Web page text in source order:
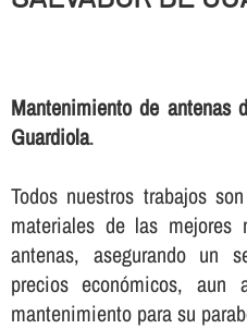
Mantenimiento de antenas
Guardiola.
Todos nuestros trabajos
materiales de las
antenas, asegurando un
precios económicos, aun
mantenimiento para su